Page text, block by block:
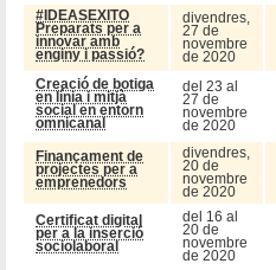
#IDEASEXITO
Preparats per a
innovar amb
enginy i passió?
divendres,
27 de
novembre
de 2020
Creació de botiga
en línia i mitjà
social en entorn
omnicanal
del 23 al
27 de
novembre
de 2020
Finançament de
projectes per a
emprenedors
divendres,
20 de
novembre
de 2020
Certificat digital
per a la inserció
sociolaboral
del 16 al
20 de
novembre
de 2020